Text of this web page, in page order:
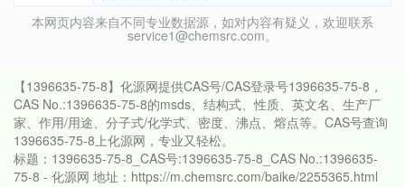
本网页内容来自不同专业数据源，如对内容有疑义，欢迎联系
service1@chemsrc.com。
【1396635-75-8】化源网提供CAS号/CAS登录号1396635-75-8，
CAS No.:1396635-75-8的msds、结构式、性质、英文名、生产厂
家、作用/用途、分子式/化学式、密度、沸点、熔点等。CAS号查询
1396635-75-8上化源网，专业又轻松。
标题：1396635-75-8_CAS号:1396635-75-8_CAS No.:1396635-
75-8 - 化源网 地址：https://m.chemsrc.com/baike/2255365.html